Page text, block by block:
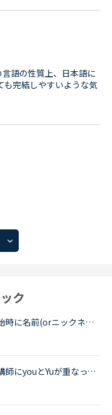
語の性質上、日本語に
も完結しやすいような気
ク
名前の呼ばれ方について。レッスン開始時に名前(orニックネーム)で呼んでほしいか、さん付けで呼ばれたいか聞かれるかと思いますが皆さんはどちらにしていますか？私は名前呼び捨てで呼んで貰っています。さん付...
私の名前はYuというのですが、この前講師にyouとYuが重なって言うのが難しいから、違う名前で呼んでいい？と言われました。私は全然構わなかったのですが、やはりゆうという名前は言いにくいのでしょうか？？どう...